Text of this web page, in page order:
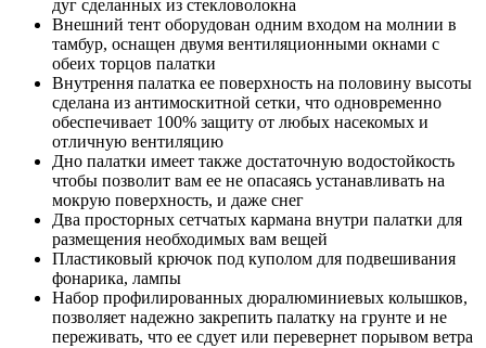
дуг сделанных из стекловолокна
Внешний тент оборудован одним входом на молнии в
тамбур, оснащен двумя вентиляционными окнами с
обеих торцов палатки
Внутрення палатка ее поверхность на половину высоты
сделана из антимоскитной сетки, что одновременно
обеспечивает 100% защиту от любых насекомых и
отличную вентиляцию
Дно палатки имеет также достаточную водостойкость
чтобы позволит вам ее не опасаясь устанавливать на
мокрую поверхность, и даже снег
Два просторных сетчатых кармана внутри палатки для
размещения необходимых вам вещей
Пластиковый крючок под куполом для подвешивания
фонарика, лампы
Набор профилированных дюралюминиевых колышков,
позволяет надежно закрепить палатку на грунте и не
переживать, что ее сдует или перевернет порывом ветра